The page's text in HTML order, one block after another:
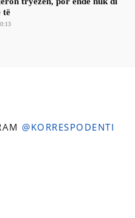
të
@KORRESPODENTI